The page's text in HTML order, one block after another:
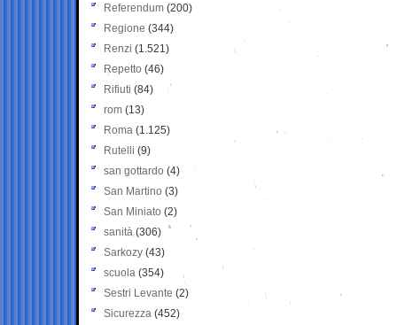
Referendum (200)
Regione (344)
Renzi (1.521)
Repetto (46)
Rifiuti (84)
rom (13)
Roma (1.125)
Rutelli (9)
san gottardo (4)
San Martino (3)
San Miniato (2)
sanità (306)
Sarkozy (43)
scuola (354)
Sestri Levante (2)
Sicurezza (452)